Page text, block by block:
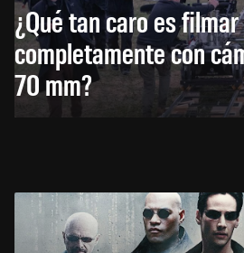
¿Qué tan caro es
completamente con
70 mm?